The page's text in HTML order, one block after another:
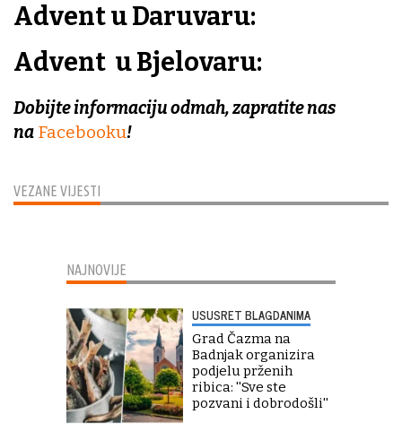
VEZANE VIJESTI
Advent u Daruvaru:
Advent u Bjelovaru:
Dobijte informaciju odmah, zapratite nas
na Facebooku!
NAJNOVIJE
USUSRET BLAGDANIMA
Grad Čazma na
Badnjak organizira
podjelu prženih
ribica: ''Sve ste
pozvani i dobrodošli''